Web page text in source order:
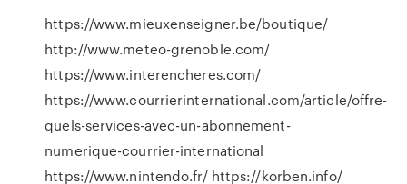
https://www.mieuxenseigner.be/boutique/
http://www.meteo-grenoble.com/
https://www.interencheres.com/
https://www.courrierinternational.com/article/offre-
quels-services-avec-un-abonnement-
numerique-courrier-international
https://www.nintendo.fr/ https://korben.info/